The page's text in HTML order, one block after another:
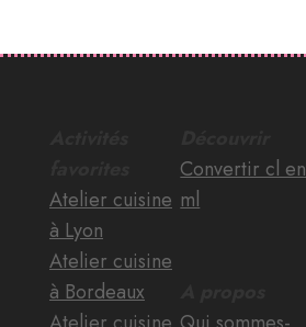
Atelier cuisine
à Lyon
Atelier cuisine
à Bordeaux
Convertir cl en
ml